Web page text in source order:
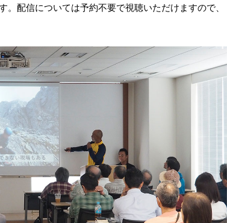
。配信については予約不要で視聴いただけますので、